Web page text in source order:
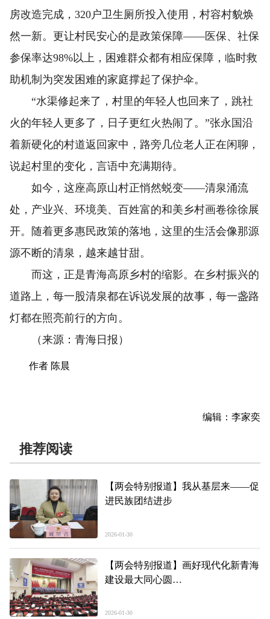
房改造完成，320户卫生厕所投入使用，村容村貌焕
然一新。更让村民安心的是政策保障——医保、社保
参保率达98%以上，困难群众都有相应保障，临时救
助机制为突发困难的家庭撑起了保护伞。
“水渠修起来了，村里的年轻人也回来了，跳社
火的年轻人更多了，日子更红火热闹了。”张永国沿
着新硬化的村道返回家中，路旁几位老人正在闲聊，
说起村里的变化，言语中充满期待。
如今，这座高原山村正悄然蜕变——清泉涌流
处，产业兴、环境美、百姓富的和美乡村画卷徐徐展
开。随着更多惠民政策的落地，这里的生活会像那源
源不断的清泉，越来越甘甜。
而这，正是青海高原乡村的缩影。在乡村振兴的
道路上，每一股清泉都在诉说发展的故事，每一盏路
灯都在照亮前行的方向。
（来源：青海日报）
作者 陈晨
编辑：李家奕
推荐阅读
【两会特别报道】我从基层来——促
进民族团结进步
2026-01-30
【两会特别报道】画好现代化新青海
建设最大同心圆
2026-01-30